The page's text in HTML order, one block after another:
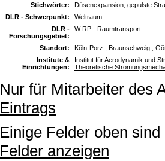
Stichwörter:
Düsenexpansion, gepulste
DLR - Schwerpunkt:
Weltraum
DLR -
Forschungsgebiet:
W RP - Raumtransport
Standort:
Köln-Porz , Braunschweig ,
Institute &
Einrichtungen:
Institut für Aerodynamik und
Theoretische
Nur für Mitarbeiter des
Eintrags
Einige Felder oben
Felder anzeigen